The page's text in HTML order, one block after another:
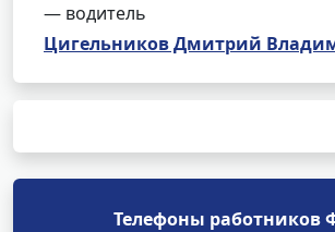
— водитель
Цигельников Дмитрий
Телефоны работников